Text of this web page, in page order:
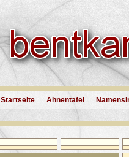
Startseite Ahnentafel